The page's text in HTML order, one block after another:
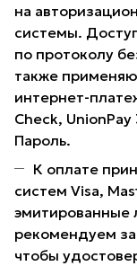
на
системы.
по протоколу
также
интернет-
Check,
Пароль.
К оплате
систем Visa,
рекомендуем
чтобы